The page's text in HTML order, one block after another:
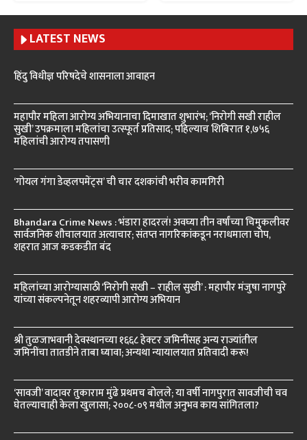
LATEST NEWS
हिंदु विधीज्ञ परिषदेचे शासनाला आवाहन
महापौर महिला आरोग्य अभियानाचा दिमाखात शुभारंभ; ‘निरोगी सखी राहील
सुखी’ उपक्रमाला महिलांचा उत्स्फूर्त प्रतिसाद; पहिल्याच शिबिरात १,७५६
महिलांची आरोग्य तपासणी
‘गोयल गंगा डेव्हलपमेंट्स’ ची चार दशकांची भरीव कामगिरी
Bhandara Crime News : भंडारा हादरलं! अवघ्या तीन वर्षांच्या चिमुकलीवर
सार्वजनिक शौचालयात अत्याचार; संतप्त नागरिकांकडून नराधमाला चोप,
शहरात आज कडकडीत बंद
महिलांच्या आरोग्यासाठी ‘निरोगी सखी – राहील सुखी’ : महापौर मंजुषा नागपुरे
यांच्या संकल्पनेतून शहरव्यापी आरोग्य अभियान
श्री तुळजाभवानी देवस्थानच्या १६६८ हेक्टर जमिनींसह अन्य राज्यांतील
जमिनींचा तातडीने ताबा घ्यावा; अन्यथा न्यायालयात प्रतिवादी करू!
‘सावजी’ वादावर तुकाराम मुंढे प्रथमच बोलले; या वर्षी नागपुरात सावजीची चव
घेतल्याचाही केला खुलासा; २००८-०९ मधील अनुभव काय सांगितला?